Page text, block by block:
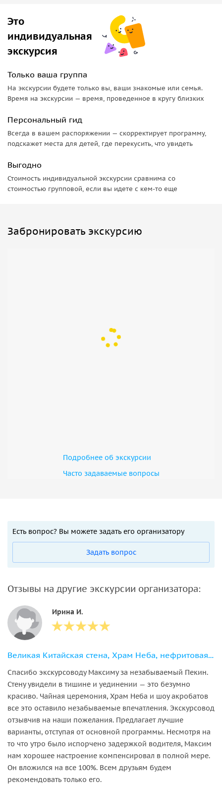
Это
индивидуальная
экскурсия
Только ваша группа
На экскурсии будете только вы, ваши знакомые или семья.
Время на экскурсии — время, проведенное в кругу близких
Персональный гид
Всегда в вашем распоряжении — скорректирует программу,
подскажет места для детей, где перекусить, что увидеть
Выгодно
Стоимость индивидуальной экскурсии сравнима со
стоимостью групповой, если вы идете с кем-то еще
Забронировать экскурсию
Подробнее об экскурсии
Часто задаваемые вопросы
Есть вопрос? Вы можете задать его организатору
Задать вопрос
Отзывы на другие экскурсии организатора:
Ирина И.
Великая Китайская стена, Храм Неба, нефритовая фабрика и шоу акробатики
Спасибо экскурсоводу Максиму за незабываемый Пекин.
Стену увидели в тишине и уединении — это безумно
красиво. Чайная церемония, Храм Неба и шоу акробатов
все это оставило незабываемые впечатления. Экскурсовод
отзывчив на наши пожелания. Предлагает лучшие
варианты, отступая от основной программы. Несмотря на
то что утро было испорчено задержкой водителя, Максим
нам хорошее настроение компенсировал в полной мере.
Он вложился на все 100%. Всем друзьям будем
рекомендовать только его.